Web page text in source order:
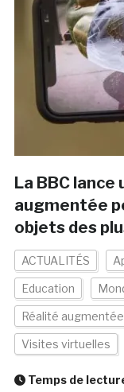
La BBC
augmentée
objets des
ACTUALITÉS
Education
Réalité augmentée
Visites virtuelles
Temps de